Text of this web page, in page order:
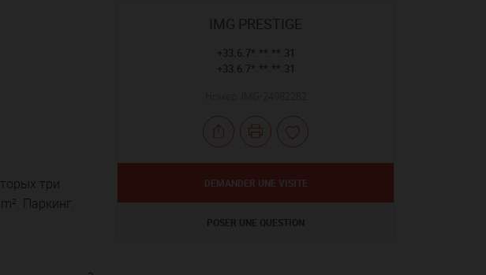
три
Паркинг.
IMG PRESTIGE
+33.6.7*.**.**.31
+33.6.7*.**.**.31
DEMANDER UNE VISITE
POSER UNE QUESTION